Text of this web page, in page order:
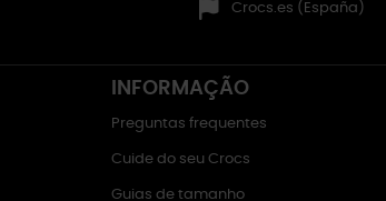
Crocs.es (España)
INFORMAÇÃO
Preguntas frequentes
Cuide do seu Crocs
Guias de tamanho